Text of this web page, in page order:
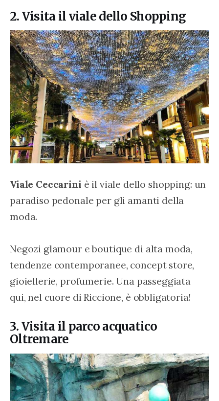
2. Visita il viale dello Shopping
Viale Ceccarini è il viale dello shopping: un
paradiso pedonale per gli amanti della
moda.
Negozi glamour e boutique di alta moda,
tendenze contemporanee, concept store,
gioiellerie, profumerie. Una passeggiata
qui, nel cuore di Riccione, è obbligatoria!
3. Visita il parco acquatico
Oltremare